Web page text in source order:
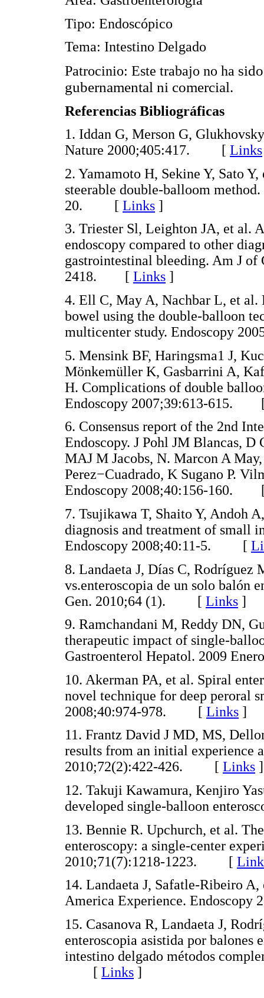
Tipo: Endoscópico
Tema: Intestino Delgado
Patrocinio: Este trabajo no ha
gubernamental ni comercial.
Referencias Bibliográficas
1. Iddan G, Merson G,
Nature 2000;405:417. [ Links
2. Yamamoto H, Sekine Y, Sato
steerable double-balloom
20. [ Links ]
3. Triester Sl, Leighton JA, et al.
endoscopy compared to other
gastrointestinal bleeding. Am J of
2418. [ Links ]
4. Ell C, May A, Nachbar L, et al.
bowel using the double-balloon
multicenter study. Endoscopy
5. Mensink BF, Haringsma1 J,
Mönkemüller K, Gasbarrini A,
H. Complications of double
Endoscopy 2007;39:613-615.
6. Consensus report of the 2nd
Endoscopy. J Pohl JM Blancas,
MAJ M Jacobs, N. Marcon A
Perez−Cuadrado, K Sugano P.
Endoscopy 2008;40:156-160.
7. Tsujikawa T, Shaito Y, Andoh
diagnosis and treatment of small
Endoscopy 2008;40:11-5. [
8. Landaeta J, Días C, Rodríguez
vs.enteroscopia de un solo balón
Gen. 2010;64 (1). [ Links ]
9. Ramchandani M, Reddy DN,
therapeutic impact of single-
Gastroenterol Hepatol. 2009
10. Akerman PA, et al. Spiral
novel technique for deep peroral
2008;40:974-978. [ Links ]
11. Frantz David J MD, MS,
results from an initial experience
2010;72(2):422-426. [ Links ]
12. Takuji Kawamura, Kenjiro
developed single-balloon
13. Bennie R. Upchurch, et al.
enteroscopy: a single-center
2010;71(7):1218-1223. [
14. Landaeta J, Safatle-Ribeiro
America Experience.
15. Casanova R, Landaeta J,
enteroscopia asistida por balones
intestino delgado métodos
[ Links ]